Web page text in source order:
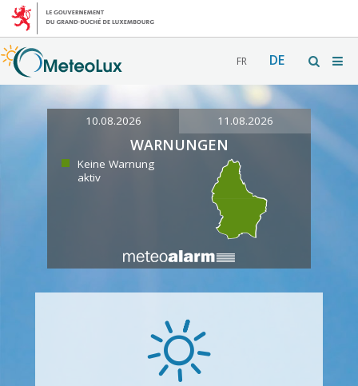
FR DE
10.08.2026 11.08.2026
WARNUNGEN
Keine Warnung
aktiv